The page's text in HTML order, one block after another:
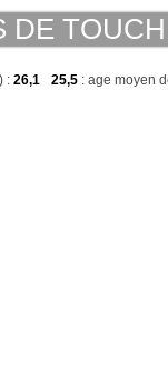
DE
: 26,1 25,5 : age moyen